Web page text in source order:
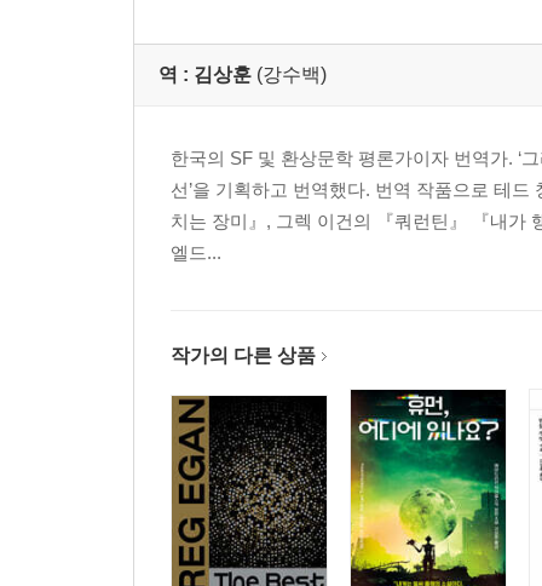
역 : 김상훈 (강수백)
한국의 SF 및 환상문학 평론가이자 번역가. ‘그
선’을 기획하고 번역했다. 번역 작품으로 테
치는 장미』, 그렉 이건의 『쿼런틴』 『내가
엘드...
작가의 다른 상품